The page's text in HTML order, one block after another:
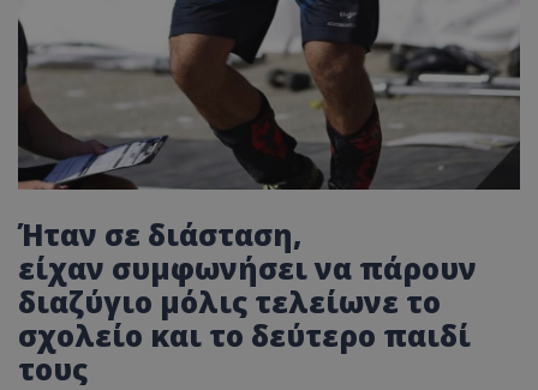
Ήταν σε διάσταση,
είχαν συμφωνήσει να πάρουν
διαζύγιο μόλις τελείωνε το
σχολείο και το δεύτερο παιδί
τους